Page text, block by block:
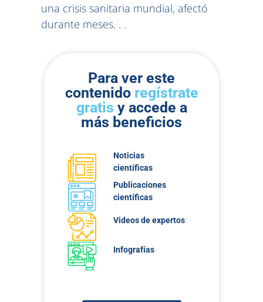
una crisis sanitaria mundial, afectó
durante meses. . .
Para ver este
contenido regístrate
gratis y accede a
más beneficios
Noticias
científicas
Publicaciones
científicas
Videos de expertos
Infografías